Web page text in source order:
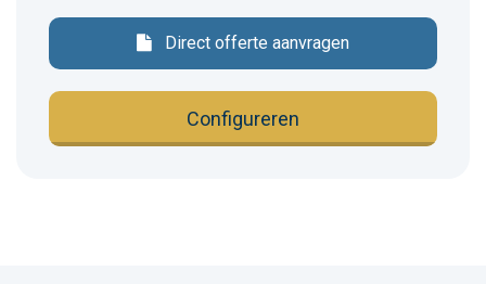
Direct offerte aanvragen
Configureren